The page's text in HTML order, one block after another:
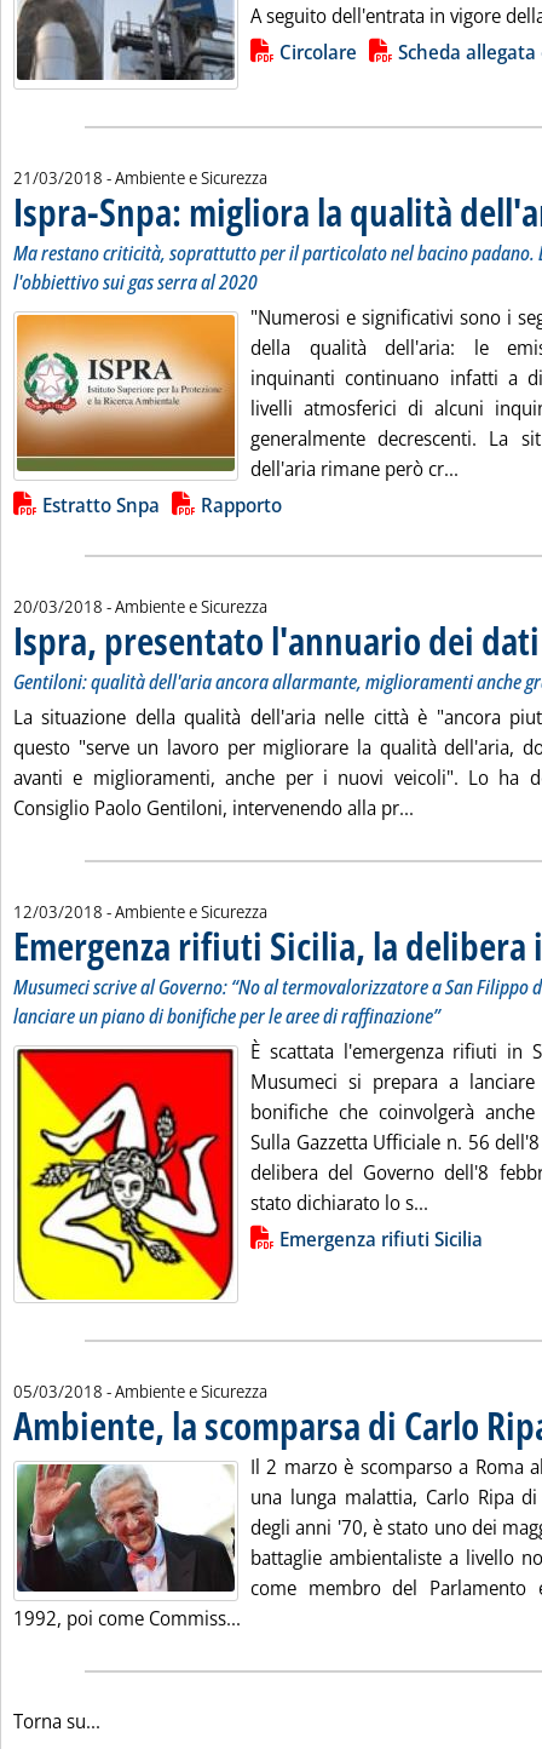
A seguito dell'entrata in vigore
Lista allegati PDF alla notizia
Circolare Scheda
21/03/2018 - Ambiente e Sicurezza
Ispra-Snpa: migliora la qualità
Ma restano criticità, soprattutto per il particolato nel bacino padano.
l'obbiettivo sui gas serra al 2020
"Numerosi e significativi sono i
della qualità dell'aria: le
inquinanti continuano infatti a
livelli atmosferici di alcuni
generalmente decrescenti. La
dell'aria rimane però cr...
Lista allegati PDF alla notizia
Estratto Snpa Rapporto
20/03/2018 - Ambiente e Sicurezza
Ispra, presentato l'annuario dei
Gentiloni: qualità dell'aria ancora allarmante, miglioramenti anche
La situazione della qualità dell'aria nelle città è "ancora
questo "serve un lavoro per migliorare la qualità dell'aria,
avanti e miglioramenti, anche per i nuovi veicoli". Lo ha
Consiglio Paolo Gentiloni, intervenendo alla pr...
12/03/2018 - Ambiente e Sicurezza
Emergenza rifiuti Sicilia, la delibera
Musumeci scrive al Governo: “No al termovalorizzatore a San Filippo
lanciare un piano di bonifiche per le aree di raffinazione”
È scattata l'emergenza rifiuti in
Musumeci si prepara a
bonifiche che coinvolgerà
Sulla Gazzetta Ufficiale n. 56
delibera del Governo dell'8
stato dichiarato lo s...
Lista allegati PDF alla notiziaEmergenza rifiuti Sicilia
05/03/2018 - Ambiente e Sicurezza
Ambiente, la scomparsa di Carlo
Il 2 marzo è scomparso a Roma
una lunga malattia, Carlo Ripa
degli anni '70, è stato uno dei
battaglie ambientaliste a livello
come membro del
1992, poi come Commiss...
Torna su...